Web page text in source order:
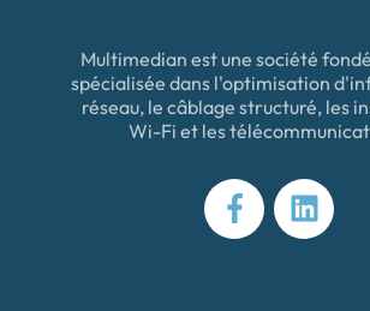
Multimedian est une société
spécialisée dans l'optimisation
réseau, le câblage structuré, les
Wi-Fi et les